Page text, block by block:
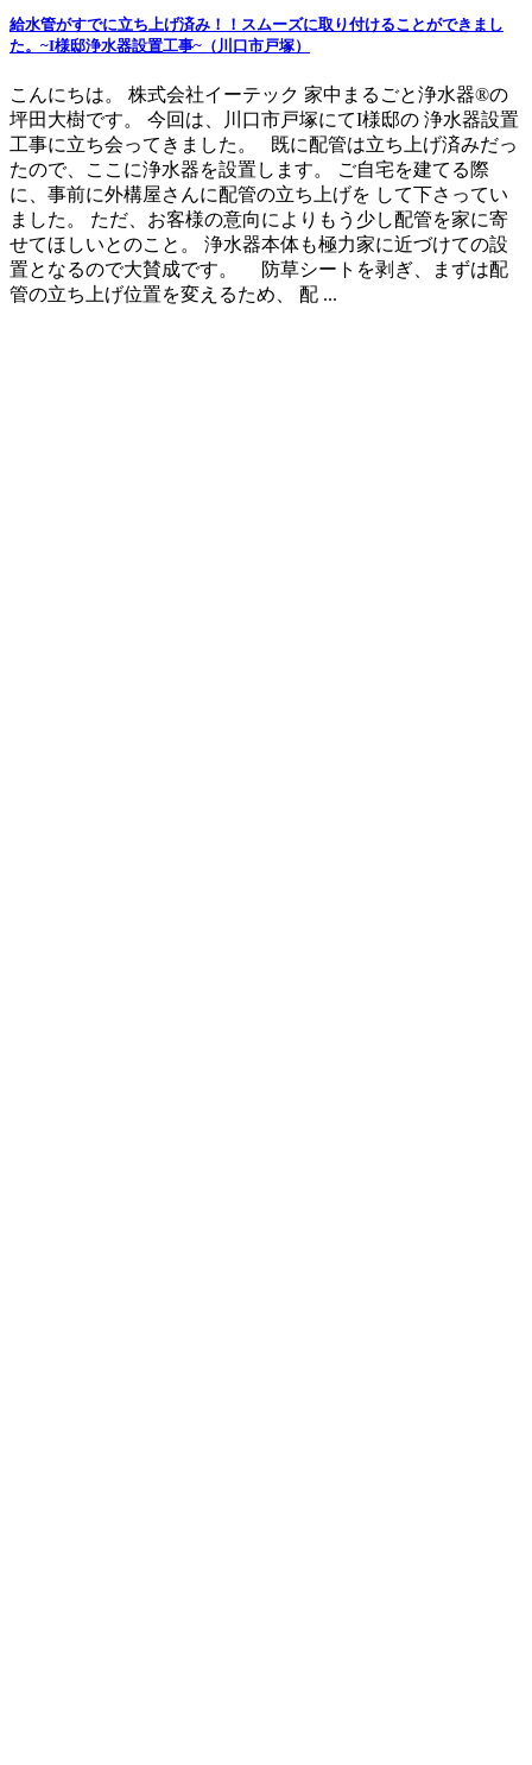
給水管がすでに立ち上げ済み！！スムーズに取り付けることができまし
た。~I様邸浄水器設置工事~（川口市戸塚）
こんにちは。 株式会社イーテック 家中まるごと浄水器®の
坪田大樹です。 今回は、川口市戸塚にてI様邸の 浄水器設置
工事に立ち会ってきました。 既に配管は立ち上げ済みだっ
たので、ここに浄水器を設置します。 ご自宅を建てる際
に、事前に外構屋さんに配管の立ち上げを して下さってい
ました。 ただ、お客様の意向によりもう少し配管を家に寄
せてほしいとのこと。 浄水器本体も極力家に近づけての設
置となるので大賛成です。 防草シートを剥ぎ、まずは配
管の立ち上げ位置を変えるため、 配 ...